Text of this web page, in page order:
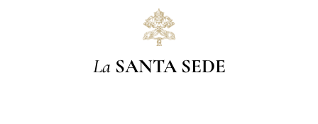
La SANTA SEDE